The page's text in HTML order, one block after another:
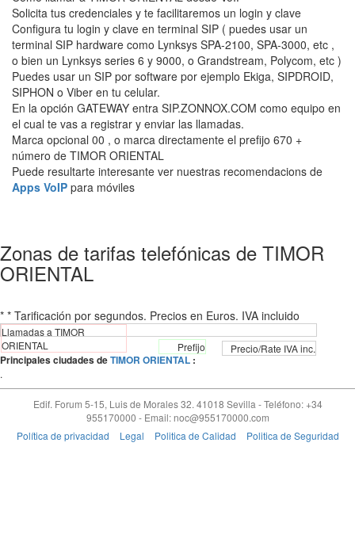
Solicita tus credenciales y te facilitaremos un login y clave
Configura tu login y clave en terminal SIP ( puedes usar un
terminal SIP hardware como Lynksys SPA-2100, SPA-3000, etc ,
o bien un Lynksys series 6 y 9000, o Grandstream, Polycom, etc )
Puedes usar un SIP por software por ejemplo Ekiga, SIPDROID,
SIPHON o Viber en tu celular.
En la opción GATEWAY entra SIP.ZONNOX.COM como equipo en
el cual te vas a registrar y enviar las llamadas.
Marca opcional 00 , o marca directamente el prefijo 670 +
número de TIMOR ORIENTAL
Puede resultarte interesante ver nuestras recomendacions de
Apps VoIP para móviles
Zonas de tarifas telefónicas de TIMOR
ORIENTAL
* * Tarificación por segundos. Precios en Euros. IVA incluido
Llamadas a TIMOR
ORIENTAL
Prefijo Precio/Rate IVA inc.
Principales ciudades deTIMOR ORIENTAL :
.
Edif. Forum 5-15, Luis de Morales 32. 41018 Sevilla -Teléfono: +34
955170000 - Email: noc@955170000.com
Política de privacidad
Legal Politica de Calidad Politica de Seguridad